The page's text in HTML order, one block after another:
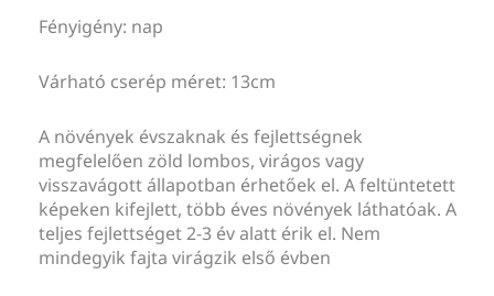
Fényigény: nap
Várható cserép méret: 13cm
A növények évszaknak és fejlettségnek
megfelelően zöld lombos, virágos vagy
visszavágott állapotban érhetőek el. A feltüntetett
képeken kifejlett, több éves növények láthatóak. A
teljes fejlettséget 2-3 év alatt érik el. Nem
mindegyik fajta virágzik első évben